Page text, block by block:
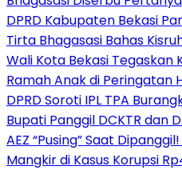
DPRD Kabupaten Bekasi
Tirta Bhagasasi Bahas
Wali Kota Bekasi
Ramah Anak di Peringatan
DPRD Soroti IPL TPA
Bupati Panggil DCKTR dan
AEZ “Pusing” Saat
Mangkir di Kasus Korupsi